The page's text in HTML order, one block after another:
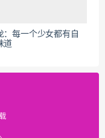
：每一个少女都有自
道